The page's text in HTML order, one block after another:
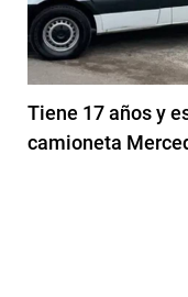
Tiene 17 años y
camioneta